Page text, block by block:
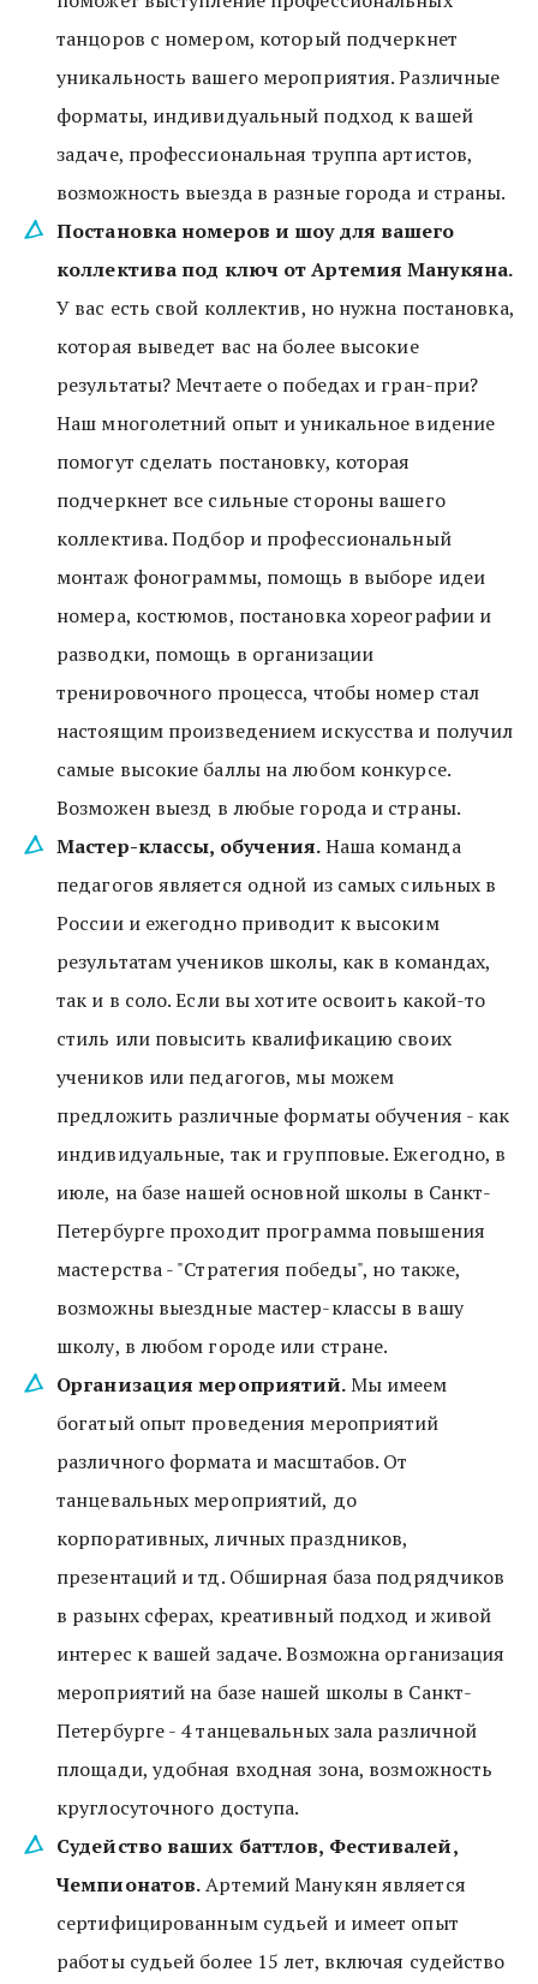
танцоров с номером, который подчеркнет
уникальность вашего мероприятия. Различные
форматы, индивидуальный подход к вашей
задаче, профессиональная труппа артистов,
возможность выезда в разные города и страны.
Постановка номеров и шоу для вашего
коллектива под ключ от Артемия Манукяна.
У вас есть свой коллектив, но нужна постановка,
которая выведет вас на более высокие
результаты? Мечтаете о победах и гран-при?
Наш многолетний опыт и уникальное видение
помогут сделать постановку, которая
подчеркнет все сильные стороны вашего
коллектива. Подбор и профессиональный
монтаж фонограммы, помощь в выборе идеи
номера, костюмов, постановка хореографии и
разводки, помощь в организации
тренировочного процесса, чтобы номер стал
настоящим произведением искусства и получил
самые высокие баллы на любом конкурсе.
Возможен выезд в любые города и страны.
Мастер-классы, обучения. Наша команда
педагогов является одной из самых сильных в
России и ежегодно приводит к высоким
результатам учеников школы, как в командах,
так и в соло. Если вы хотите освоить какой-то
стиль или повысить квалификацию своих
учеников или педагогов, мы можем
предложить различные форматы обучения - как
индивидуальные, так и групповые. Ежегодно, в
июле, на базе нашей основной школы в Санкт-
Петербурге проходит программа повышения
мастерства - "Стратегия победы", но также,
возможны выездные мастер-классы в вашу
школу, в любом городе или стране.
Организация мероприятий. Мы имеем
богатый опыт проведения мероприятий
различного формата и масштабов. От
танцевальных мероприятий, до
корпоративных, личных праздников,
презентаций и тд. Обширная база подрядчиков
в разынх сферах, креативный подход и живой
интерес к вашей задаче. Возможна организация
мероприятий на базе нашей школы в Санкт-
Петербурге - 4 танцевальных зала различной
площади, удобная входная зона, возможность
круглосуточного доступа.
Судейство ваших баттлов, Фестивалей,
Чемпионатов. Артемий Манукян является
сертифицированным судьей и имеет опыт
работы судьей более 15 лет, включая судейство